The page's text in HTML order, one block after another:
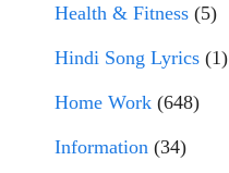
Health & Fitness (5)
Hindi Song Lyrics (1)
Home Work (648)
Information (34)